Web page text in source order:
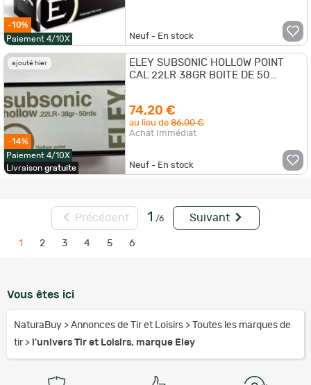
-10%
Paiement 4/10X
Neuf - En stock
ajouté hier
-14%
Paiement 4/10X
Livraison gratuite
ELEY SUBSONIC HOLLOW POINT
CAL 22LR 38GR BOITE DE 50
74,20 €
au lieu de86,00 €
Achat Immédiat
Neuf - En stock
Précédent 1 /6 Suivant
1 2 3 4 5 6
Vous êtes ici
NaturaBuy > Annonces de Tir et Loisirs >
Toutes les marques de
tir > l'univers Tir et Loisirs, marque Eley